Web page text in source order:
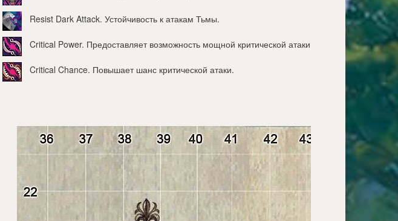
Resist Dark Attack. Устойчивость к атакам Тьмы.
Critical Power. Предоставляет возможность мощной критической атаки
Critical Chance. Повышает шанс критической атаки.